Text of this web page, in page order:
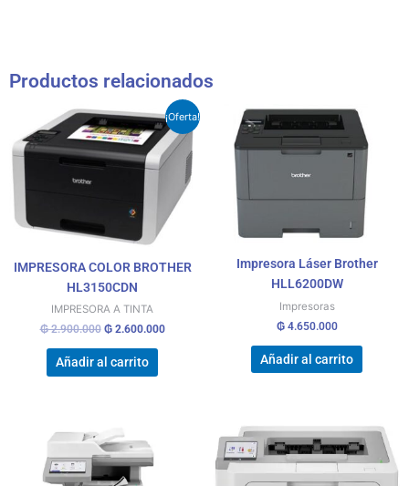
Productos relacionados
¡Oferta!
IMPRESORA COLOR BROTHER
HL3150CDN
IMPRESORA A TINTA
₲2.900.000
El
precio
original
era:
₲ 2.900.000.
₲2.600.000
El
precio
actual
es:
₲ 2.600.000.
Añadir al carrito
Impresora Láser Brother
HLL6200DW
Impresoras
₲4.650.000
Añadir al carrito